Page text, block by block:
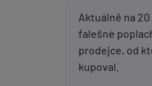
Aktuálně na
falešné
prodejce, od
kupoval.